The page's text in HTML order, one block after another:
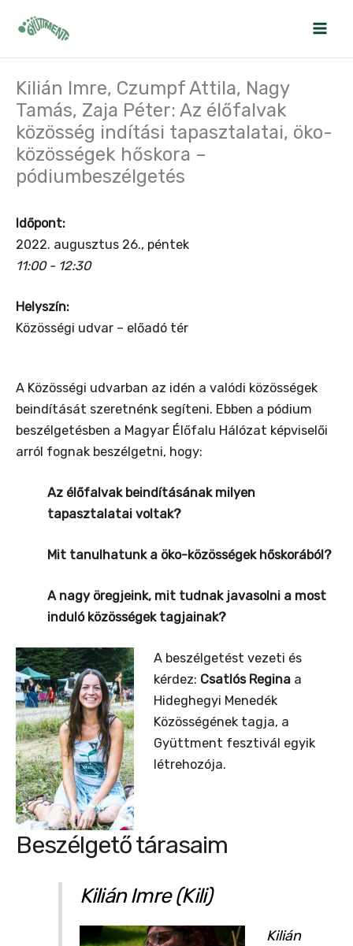
Kilián Imre, Czumpf Attila, Nagy
Tamás, Zaja Péter: Az élőfalvak
közösség indítási tapasztalatai, öko-
közösségek hőskora –
pódiumbeszélgetés
Időpont:
2022. augusztus 26., péntek
11:00 - 12:30
Helyszín:
Közösségi udvar – előadó tér
A Közösségi udvarban az idén a valódi közösségek
beindítását szeretnénk segíteni. Ebben a pódium
beszélgetésben a Magyar Élőfalu Hálózat képviselői
arról fognak beszélgetni, hogy:
Az élőfalvak beindításának milyen
tapasztalatai voltak?
Mit tanulhatunk a öko-közösségek hőskorából?
A nagy öregjeink, mit tudnak javasolni a most
induló közösségek tagjainak?
A beszélgetést vezeti és
kérdez: Csatlós Reginaa
Hideghegyi Menedék
Közösségének tagja, a
Gyüttment fesztivál egyik
létrehozója.
Beszélgető tárasaim
Kilián Imre (Kili)
Kilián